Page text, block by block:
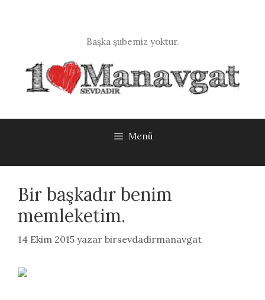
Başka şubemiz yoktur.
Menü
Bir başkadır benim
memleketim.
14 Ekim 2015 yazar birsevdadirmanavgat